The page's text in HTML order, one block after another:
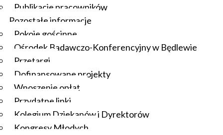
Publikacje pracowników
Pozostałe informacje
Pokoje gościnne
Ośrodek Badawczo-Konferencyjny w Będlewie
Przetargi
Dofinansowane projekty
Wnoszenie opłat
Przydatne linki
Kolegium Dziekanów i Dyrektorów
Kongresy Młodych